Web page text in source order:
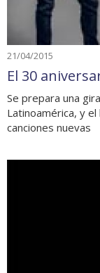
21/04/2015
El 30
Se prepara una
Latinoamérica, y
canciones nuevas